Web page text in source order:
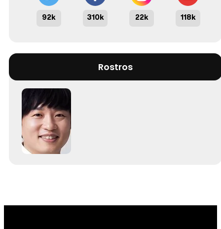
92k 310k 22k 118k
Rostros